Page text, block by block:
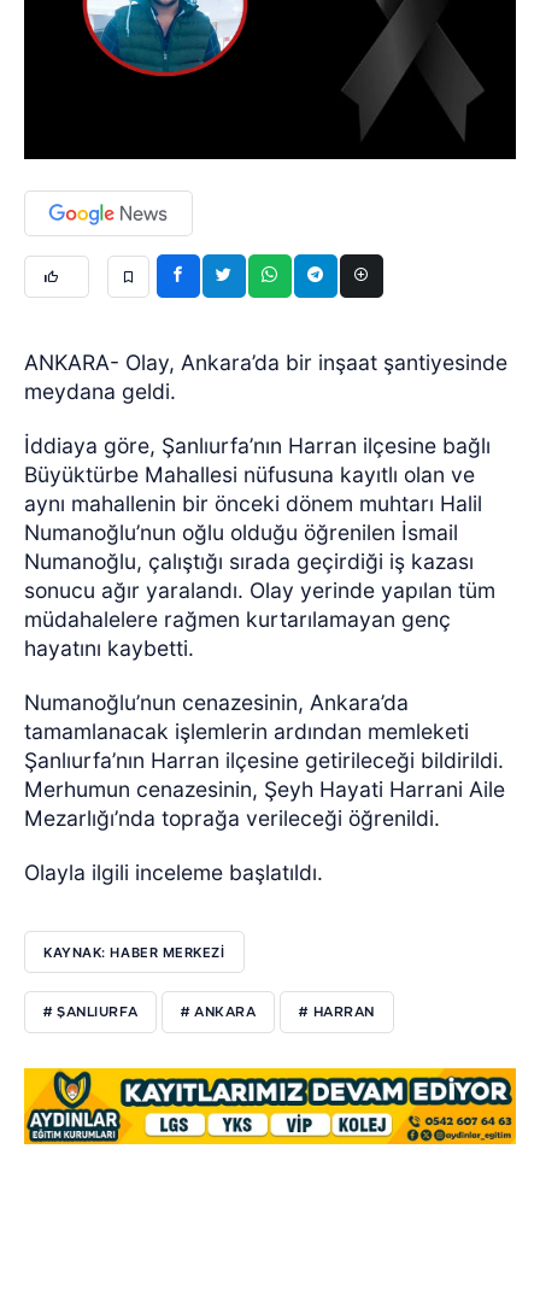
ANKARA- Olay, Ankara’da bir inşaat şantiyesinde
meydana geldi.
İddiaya göre, Şanlıurfa’nın Harran ilçesine bağlı
Büyüktürbe Mahallesi nüfusuna kayıtlı olan ve
aynı mahallenin bir önceki dönem muhtarı Halil
Numanoğlu’nun oğlu olduğu öğrenilen İsmail
Numanoğlu, çalıştığı sırada geçirdiği iş kazası
sonucu ağır yaralandı. Olay yerinde yapılan tüm
müdahalelere rağmen kurtarılamayan genç
hayatını kaybetti.
Numanoğlu’nun cenazesinin, Ankara’da
tamamlanacak işlemlerin ardından memleketi
Şanlıurfa’nın Harran ilçesine getirileceği bildirildi.
Merhumun cenazesinin, Şeyh Hayati Harrani Aile
Mezarlığı’nda toprağa verileceği öğrenildi.
Olayla ilgili inceleme başlatıldı.
KAYNAK: HABER MERKEZİ
# ŞANLIURFA # ANKARA # HARRAN